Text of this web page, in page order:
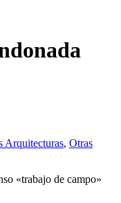
Arquitecturas, Otras
«trabajo de campo»